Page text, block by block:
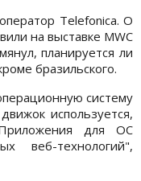
Telefonica. О
на выставке MWC
планируется ли
бразильского.
систему
используется,
для ОС
веб-технологий",